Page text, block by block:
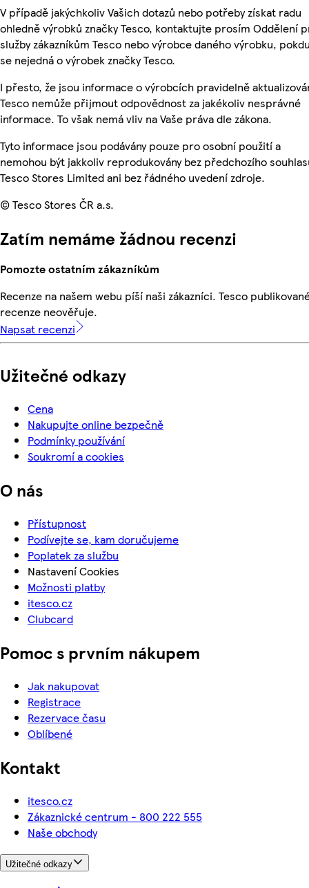
V případě jakýchkoliv Vašich dotazů nebo potřeby získat radu
ohledně výrobků značky Tesco, kontaktujte prosím Oddělení
služby zákazníkům Tesco nebo výrobce daného výrobku,
se nejedná o výrobek značky Tesco.
I přesto, že jsou informace o výrobcích pravidelně
Tesco nemůže přijmout odpovědnost za jakékoliv nesprávné
informace. To však nemá vliv na Vaše práva dle zákona.
Tyto informace jsou podávány pouze pro osobní použití a
nemohou být jakkoliv reprodukovány bez předchozího
Tesco Stores Limited ani bez řádného uvedení zdroje.
© Tesco Stores ČR a.s.
Zatím nemáme žádnou recenzi
Pomozte ostatním zákazníkům
Recenze na našem webu píší naši zákazníci. Tesco
recenze neověřuje.
Napsat recenzi
Užitečné odkazy
Cena
Nakupujte online bezpečně
Podmínky používání
Soukromí a cookies
O nás
Přístupnost
Podívejte se, kam doručujeme
Poplatek za službu
Nastavení Cookies
Možnosti platby
itesco.cz
Clubcard
Pomoc s prvním nákupem
Jak nakupovat
Registrace
Rezervace času
Oblíbené
Kontakt
itesco.cz
Zákaznické centrum - 800 222 555
Naše obchody
Užitečné odkazy